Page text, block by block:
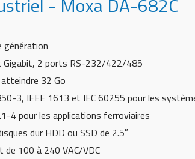
génération
2 ports RS-232/422/485
32 Go
3, IEEE 1613 et IEC 60255 pour les
4 pour les applications ferroviaires
dur HDD ou SSD de 2.5″
100 à 240 VAC/VDC